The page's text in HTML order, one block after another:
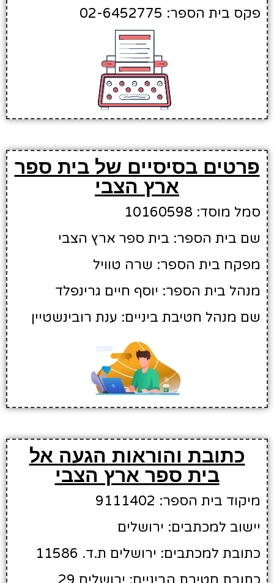
פקס בית הספר: 02-6452775
פרטים בסיסיים של בית ספר
ארץ הצבי
סמל מוסד: 10160598
שם בית הספר: בית ספר ארץ הצבי
מפקח בית הספר: שרה טוויל
מנהל בית הספר: יוסף חיים גרינפלד
שם מנהל חטיבת ביניים: ענת רובינשטיין
כתובת והוראות הגעה אל
בית ספר ארץ הצבי
מיקוד בית הספר: 9111402
יישוב למכתבים: ירושלים
כתובת למכתבים: ירושלים ת.ד. 11586
כתובת חטיבת הביניים: ירושלים 29